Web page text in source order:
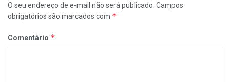
O seu endereço de e-mail não será publicado. Campos
obrigatórios são marcados com *
Comentário *